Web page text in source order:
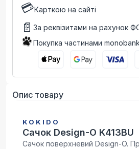
💳Карткою на сайті
📄 За реквізитами на рахунок
Покупка частинами monobank
Опис товару
KOKIDO
Сачок Design-O K413BU
Сачок поверхневий Design-O.